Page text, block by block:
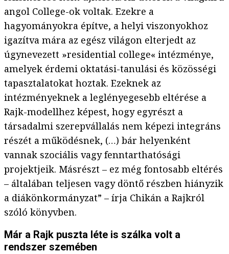
angol College-ok voltak. Ezekre a
hagyományokra építve, a helyi viszonyokhoz
igazítva mára az egész világon elterjedt az
úgynevezett »residential college« intézménye,
amelyek érdemi oktatási-tanulási és közösségi
tapasztalatokat hoztak. Ezeknek az
intézményeknek a leglényegesebb eltérése a
Rajk-modellhez képest, hogy egyrészt a
társadalmi szerepvállalás nem képezi integráns
részét a működésnek, (…) bár helyenként
vannak szociális vagy fenntarthatósági
projektjeik. Másrészt – ez még fontosabb eltérés
– általában teljesen vagy döntő részben hiányzik
a diákönkormányzat” – írja Chikán a Rajkról
szóló könyvben.
Már a Rajk puszta léte is szálka volt a
rendszer szemében